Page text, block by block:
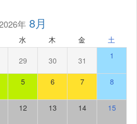
年8月
水 木 金 土
29 30 31 1
5 6 7 8
12 13 14 15